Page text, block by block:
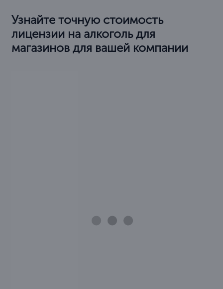
Узнайте точную стоимость
лицензии на алкоголь для
магазинов для вашей компании